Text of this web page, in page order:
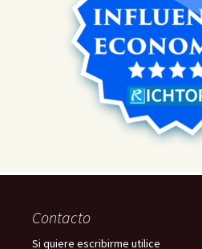
Contacto
Si quiere escribirme utilice